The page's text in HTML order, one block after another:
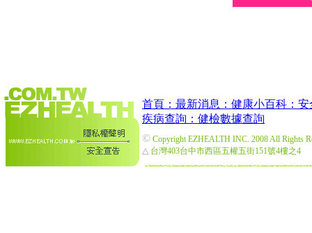
首頁： 最新消息： 健康小百科： 安
疾病查詢： 健檢數據查詢
© Copyright EZHEALTH INC. 2008 All Rights
△ 台灣403台中市西區五權五街151號4樓之4